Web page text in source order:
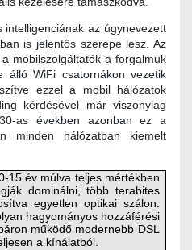
intelligenciának az úgynevezett
is jelentős szerepe lesz. Az
mobilszolgáltatók a forgalmuk
álló WiFi csatornákon vezetik
ezzel a mobil hálózatok
kérdésével már viszonylag
as években azonban ez a
minden hálózatban kiemelt
15 év múlva teljes mértékben
dominálni, több terabites
egyetlen optikai szálon.
hagyományos hozzáférési
működő modernebb DSL
a kínálatból.